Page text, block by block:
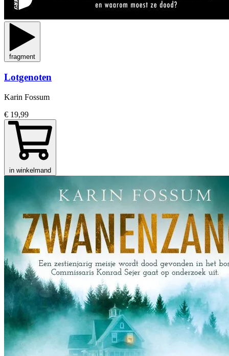
fragment
Lotgenoten
Karin Fossum
€ 19,99
in winkelmand